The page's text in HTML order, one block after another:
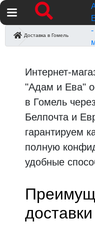
Доставка в Гомель
Интернет-
"Адам и Ева"
в Гомель
Белпочта и
гарантируем
полную
удобные